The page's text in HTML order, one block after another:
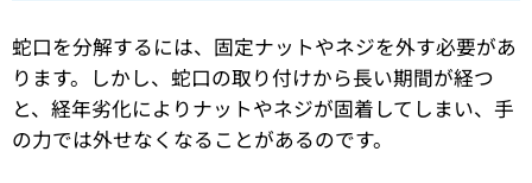
蛇口を分解するには、固定ナットやネジを外す必要があ
ります。しかし、蛇口の取り付けから長い期間が経つ
と、経年劣化によりナットやネジが固着してしまい、手
の力では外せなくなることがあるのです。